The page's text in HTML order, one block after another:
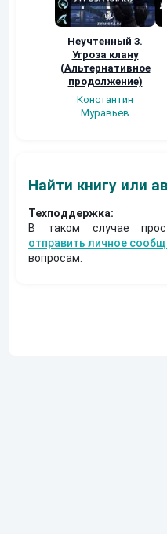
Неучтенный 3.
Угроза клану
(Альтернативное
продолжение)
Константин
Муравьев
Найти книгу или
Техподдержка:
В таком случае
отправить личное
вопросам.